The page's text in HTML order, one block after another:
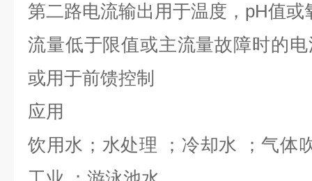
第二路电流输出用于温度，pH值或
流量低于限值或主流量故障时的
或用于前馈控制
应用
饮用水；水处理 ；冷却水 ；气体